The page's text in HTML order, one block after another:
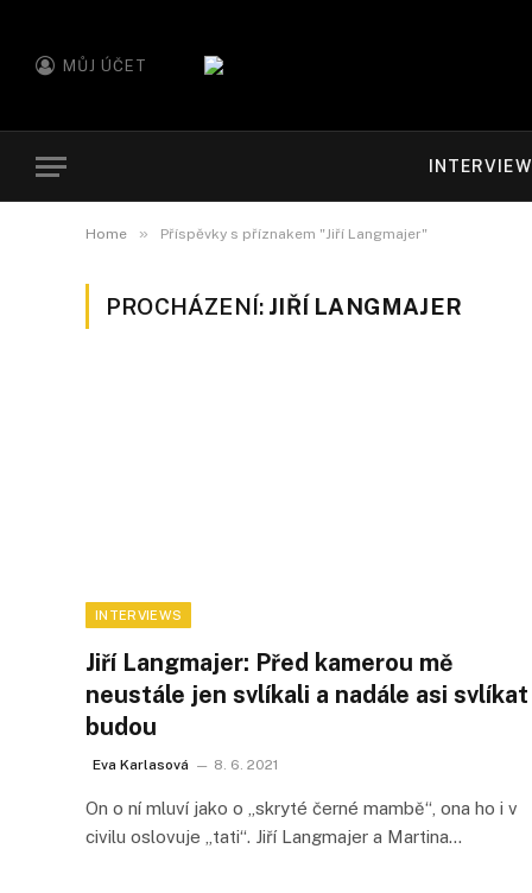
MŮJ ÚČET
Home » Příspěvky s příznakem "Jiří Langmajer"
PROCHÁZENÍ: JIŘÍ LANGMAJER
INTERVIEWS
Jiří Langmajer: Před kamerou mě
neustále jen svlíkali a nadále asi svlíkat
budou
Eva Karlasová 8. 6. 2021
On o ní mluví jako o „skryté černé mambě“, ona ho i v
civilu oslovuje „tati“. Jiří Langmajer a Martina…